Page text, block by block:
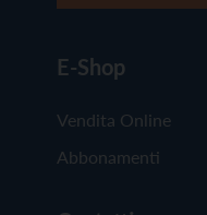
E-Shop
Vendita Online
Abbonamenti